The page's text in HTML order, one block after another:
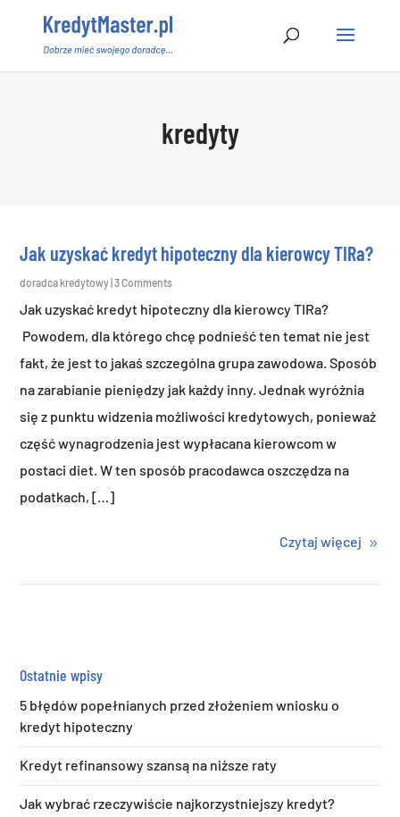
kredyty
Jak uzyskać kredyt hipoteczny dla kierowcy TIRa?
doradca kredytowy | 3 Comments
Jak uzyskać kredyt hipoteczny dla kierowcy TIRa?
Powodem, dla którego chcę podnieść ten temat nie jest
fakt, że jest to jakaś szczególna grupa zawodowa. Sposób
na zarabianie pieniędzy jak każdy inny. Jednak wyróżnia
się z punktu widzenia możliwości kredytowych, ponieważ
część wynagrodzenia jest wypłacana kierowcom w
postaci diet. W ten sposób pracodawca oszczędza na
podatkach, […]
Czytaj więcej
Ostatnie wpisy
5 błędów popełnianych przed złożeniem wniosku o
kredyt hipoteczny
Kredyt refinansowy szansą na niższe raty
Jak wybrać rzeczywiście najkorzystniejszy kredyt?